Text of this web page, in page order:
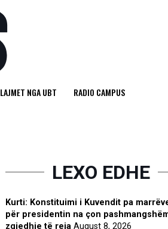
LAJMET NGA UBT RADIO CAMPUS
LEXO EDHE
Kurti: Konstituimi i Kuvendit pa
për presidentin na çon
zgjedhje të reja August 8, 2026